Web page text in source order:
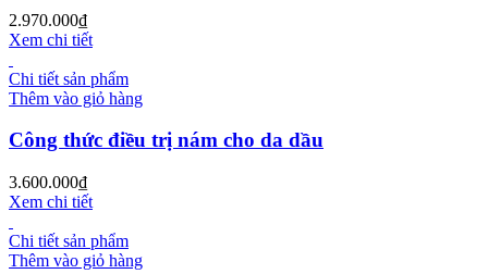
2.970.000₫
Xem chi tiết
Chi tiết sản phẩm
Thêm vào giỏ hàng
Công thức điều trị nám cho da dầu
3.600.000₫
Xem chi tiết
Chi tiết sản phẩm
Thêm vào giỏ hàng